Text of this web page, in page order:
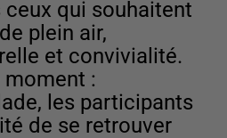
qui souhaitent
plein air,
et convivialité.
moment :
les participants
de se retrouver